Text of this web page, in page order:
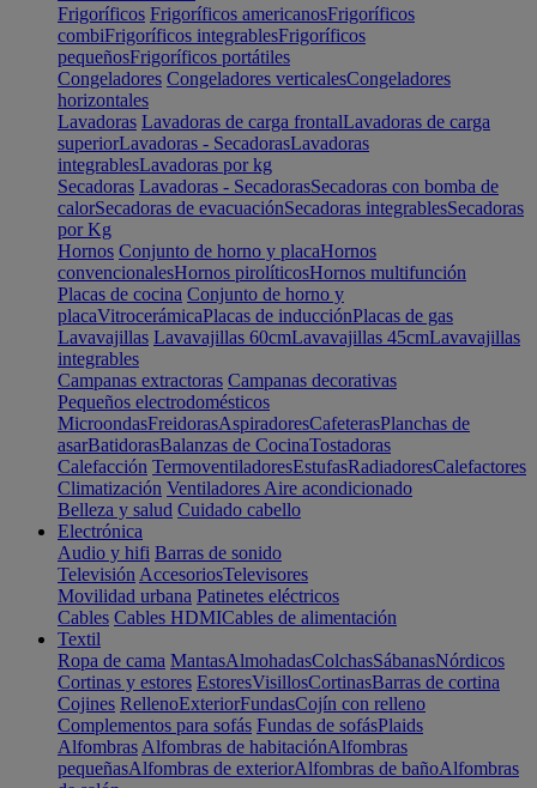
Frigoríficos Frigoríficos americanosFrigoríficos
combiFrigoríficos integrablesFrigoríficos
pequeñosFrigoríficos portátiles
Congeladores Congeladores verticalesCongeladores
horizontales
Lavadoras Lavadoras de carga frontalLavadoras de carga
superiorLavadoras - SecadorasLavadoras
integrablesLavadoras por kg
Secadoras Lavadoras - SecadorasSecadoras con bomba de
calorSecadoras de evacuaciónSecadoras integrablesSecadoras
por Kg
Hornos Conjunto de horno y placaHornos
convencionalesHornos pirolíticosHornos multifunción
Placas de cocina Conjunto de horno y
placaVitrocerámicaPlacas de inducciónPlacas de gas
Lavavajillas Lavavajillas 60cmLavavajillas 45cmLavavajillas
integrables
Campanas extractoras Campanas decorativas
Pequeños electrodomésticos
MicroondasFreidorasAspiradoresCafeterasPlanchas de
asarBatidorasBalanzas de CocinaTostadoras
Calefacción TermoventiladoresEstufasRadiadoresCalefactores
Climatización Ventiladores Aire acondicionado
Belleza y salud Cuidado cabello
Electrónica
Audio y hifi Barras de sonido
Televisión AccesoriosTelevisores
Movilidad urbana Patinetes eléctricos
Cables Cables HDMICables de alimentación
Textil
Ropa de cama MantasAlmohadasColchasSábanasNórdicos
Cortinas y estores EstoresVisillosCortinasBarras de cortina
Cojines RellenoExteriorFundasCojín con relleno
Complementos para sofás Fundas de sofásPlaids
Alfombras Alfombras de habitaciónAlfombras
pequeñasAlfombras de exteriorAlfombras de bañoAlfombras